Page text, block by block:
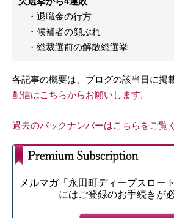
・退職金の行方
・候補者の顔ぶれ
・総裁選前の解散総選挙
各記事の概要は、ブログの該当日に掲
配信はこちらからお願いします。
過去のバックナンバーはこちらをご覧
メルマガ「永田町ディープスロー
にはご登録のお手続きが